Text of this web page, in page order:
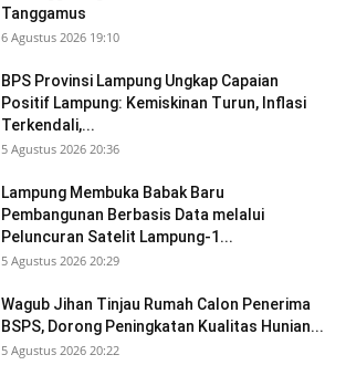
Tanggamus
6 Agustus 2026 19:10
BPS Provinsi Lampung Ungkap Capaian
Positif Lampung: Kemiskinan Turun, Inflasi
Terkendali,...
5 Agustus 2026 20:36
Lampung Membuka Babak Baru
Pembangunan Berbasis Data melalui
Peluncuran Satelit Lampung-1...
5 Agustus 2026 20:29
Wagub Jihan Tinjau Rumah Calon Penerima
BSPS, Dorong Peningkatan Kualitas Hunian...
5 Agustus 2026 20:22